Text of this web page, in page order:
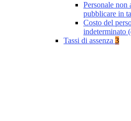
Personale non
pubblicare in
Costo del
indeterminato
Tassi di assenza 3